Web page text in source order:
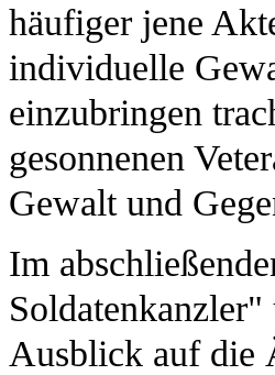
häufiger jene
individuelle
einzubringen
gesonnenen
Gewalt und
Im
Ausblick auf die